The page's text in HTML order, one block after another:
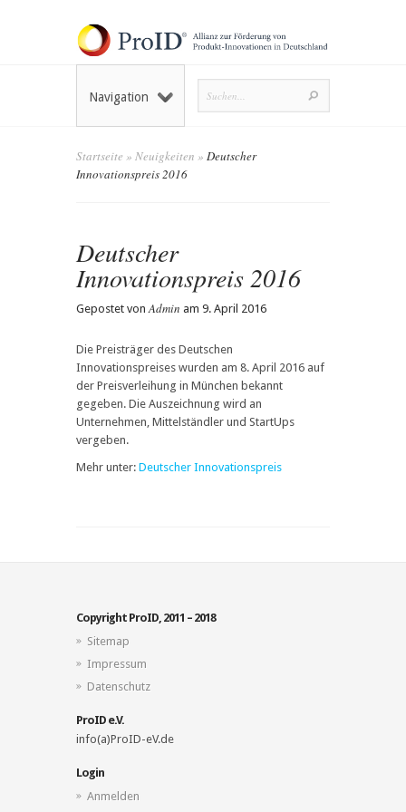
Navigation
Startseite » Neuigkeiten » Deutscher
Innovationspreis 2016
Deutscher
Innovationspreis 2016
Gepostet vonAdmin am 9. April 2016
Die Preisträger des Deutschen
Innovationspreises wurden am 8. April 2016 auf
der Preisverleihung in München bekannt
gegeben. Die Auszeichnung wird an
Unternehmen, Mittelständler und StartUps
vergeben.
Mehr unter: Deutscher Innovationspreis
Copyright ProID, 2011 – 2018
Sitemap
Impressum
Datenschutz
ProID e.V.
info(a)ProID-eV.de
Login
Anmelden